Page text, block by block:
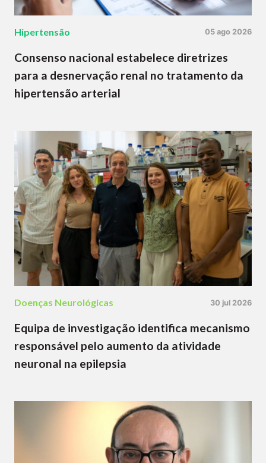
Hipertensão 05 ago 2026
Consenso nacional estabelece diretrizes
para a desnervação renal no tratamento da
hipertensão arterial
Doenças Neurológicas 30 jul 2026
Equipa de investigação identifica mecanismo
responsável pelo aumento da atividade
neuronal na epilepsia